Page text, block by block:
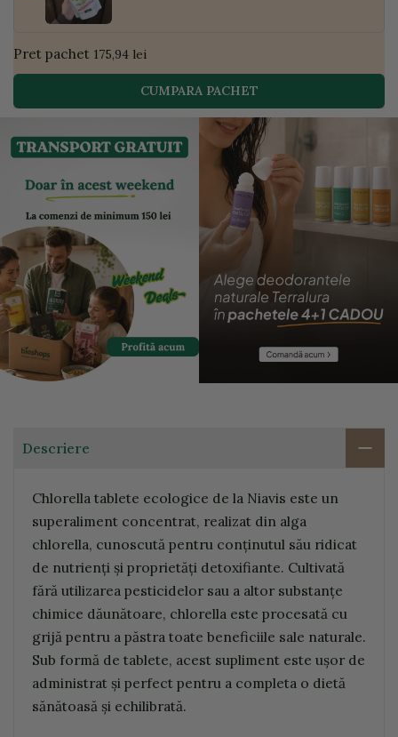
Pret pachet 175,94 lei
CUMPARA PACHET
Descriere
Chlorella tablete ecologice de la Niavis este un
superaliment concentrat, realizat din alga
chlorella, cunoscută pentru conținutul său ridicat
de nutrienți și proprietăți detoxifiante. Cultivată
fără utilizarea pesticidelor sau a altor substanțe
chimice dăunătoare, chlorella este procesată cu
grijă pentru a păstra toate beneficiile sale naturale.
Sub formă de tablete, acest supliment este ușor de
administrat și perfect pentru a completa o dietă
sănătoasă și echilibrată.